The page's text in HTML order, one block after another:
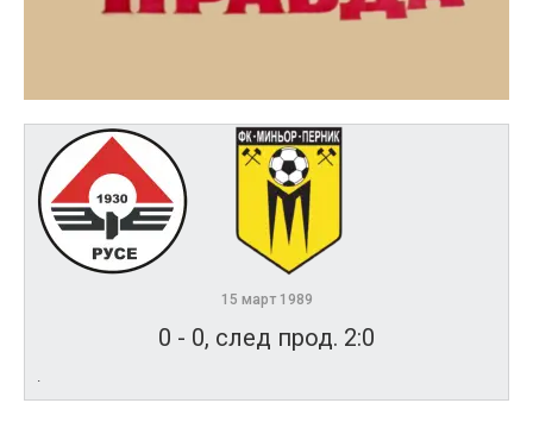
15 март 1989
0 - 0, след прод. 2:0
.